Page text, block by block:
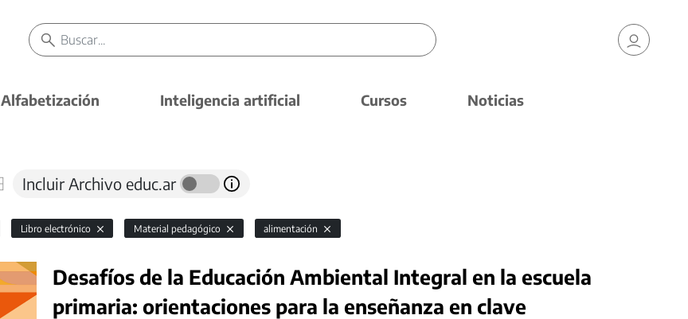
Alfabetización Inteligencia artificial Cursos Noticias
Incluir Archivo educ.ar
Libro electrónico Material pedagógico alimentación
Desafíos de la Educación Ambiental Integral en la escuela
primaria: orientaciones para la enseñanza en clave